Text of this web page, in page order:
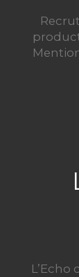
L’Echo